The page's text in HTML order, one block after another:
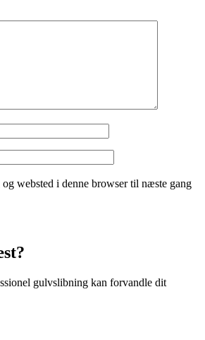
websted i denne browser til næste gang